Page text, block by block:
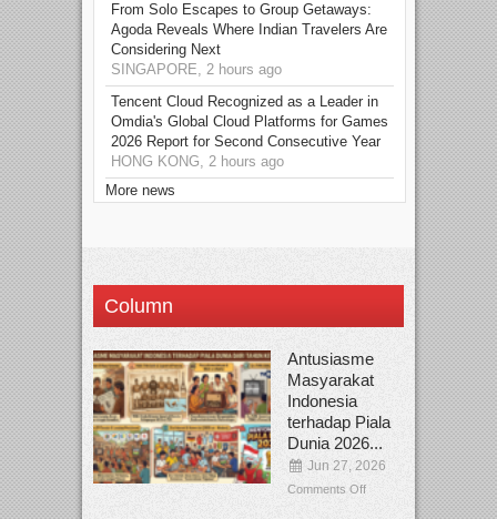
From Solo Escapes to Group Getaways:
Agoda Reveals Where Indian Travelers Are
Considering Next
SINGAPORE, 2 hours ago
Tencent Cloud Recognized as a Leader in
Omdia's Global Cloud Platforms for Games
2026 Report for Second Consecutive Year
HONG KONG, 2 hours ago
More news
Column
Antusiasme
Masyarakat
Indonesia
terhadap Piala
Dunia 2026...
Jun 27, 2026
Comments Off